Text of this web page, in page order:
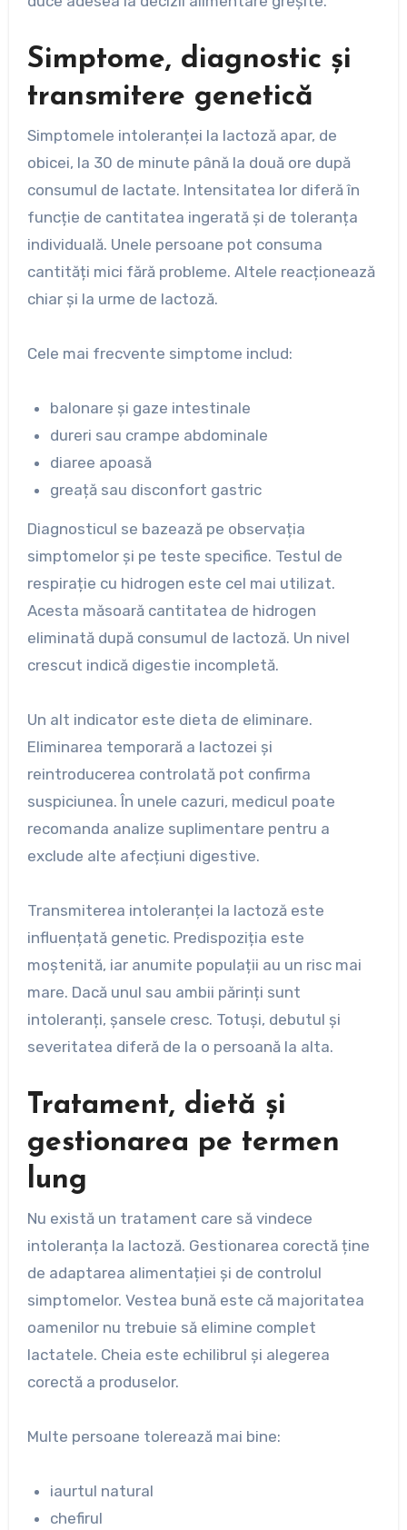
Simptome, diagnostic și
transmitere genetică
Simptomele intoleranței la lactoză apar, de
obicei, la 30 de minute până la două ore după
consumul de lactate. Intensitatea lor diferă în
funcție de cantitatea ingerată și de toleranța
individuală. Unele persoane pot consuma
cantități mici fără probleme. Altele reacționează
chiar și la urme de lactoză.
Cele mai frecvente simptome includ:
balonare și gaze intestinale
dureri sau crampe abdominale
diaree apoasă
greață sau disconfort gastric
Diagnosticul se bazează pe observația
simptomelor și pe teste specifice. Testul de
respirație cu hidrogen este cel mai utilizat.
Acesta măsoară cantitatea de hidrogen
eliminată după consumul de lactoză. Un nivel
crescut indică digestie incompletă.
Un alt indicator este dieta de eliminare.
Eliminarea temporară a lactozei și
reintroducerea controlată pot confirma
suspiciunea. În unele cazuri, medicul poate
recomanda analize suplimentare pentru a
exclude alte afecțiuni digestive.
Transmiterea intoleranței la lactoză este
influențată genetic. Predispoziția este
moștenită, iar anumite populații au un risc mai
mare. Dacă unul sau ambii părinți sunt
intoleranți, șansele cresc. Totuși, debutul și
severitatea diferă de la o persoană la alta.
Tratament, dietă și
gestionarea pe termen
lung
Nu există un tratament care să vindece
intoleranța la lactoză. Gestionarea corectă ține
de adaptarea alimentației și de controlul
simptomelor. Vestea bună este că majoritatea
oamenilor nu trebuie să elimine complet
lactatele. Cheia este echilibrul și alegerea
corectă a produselor.
Multe persoane tolerează mai bine:
iaurtul natural
chefirul